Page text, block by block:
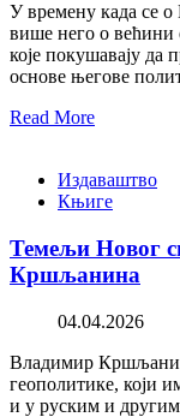
У времену када се
више него о већини
које покушавају да
основе његове
Read More
Издаваштво
Књиге
Темељи Новог
Кршљанина
04.04.2026
Владимир
геополитике, који
и у руским и